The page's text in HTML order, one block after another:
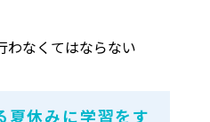
わなくてはならない
夏休みに学習をす